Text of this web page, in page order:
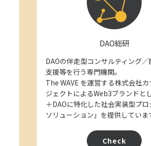
DAO総研
DAOの伴走型コンサルティング／
支援等を行う専門機関。
The WAVE を運営する株式会社カ
ジェクトによるWeb3ブランドと
＋DAOに特化した社会実装型プロ
ソリューション」を提供していま
Check